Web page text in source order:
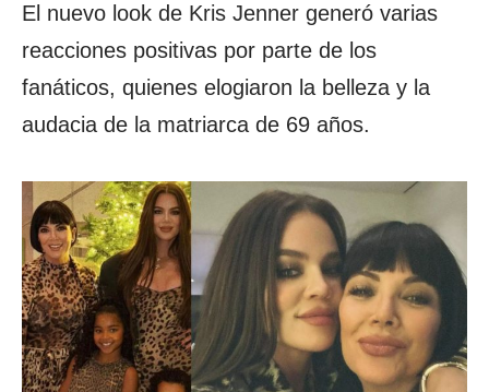
El nuevo look de Kris Jenner generó varias
reacciones positivas por parte de los
fanáticos, quienes elogiaron la belleza y la
audacia de la matriarca de 69 años.